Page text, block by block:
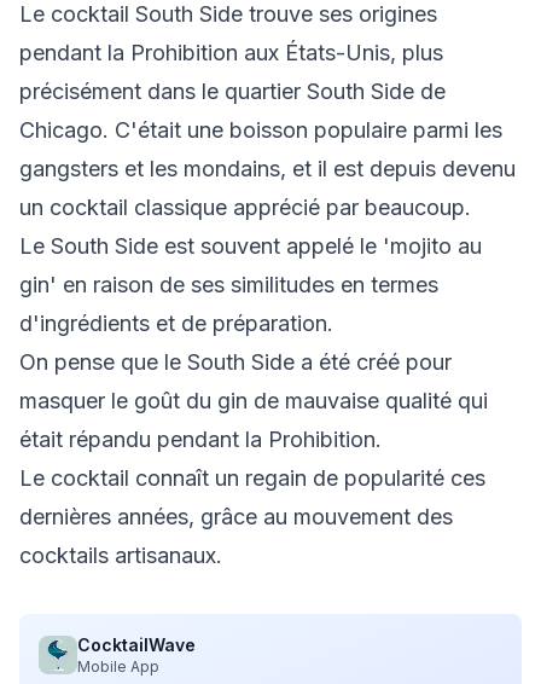
Le cocktail South Side trouve ses origines
pendant la Prohibition aux États-Unis, plus
précisément dans le quartier South Side de
Chicago. C'était une boisson populaire parmi les
gangsters et les mondains, et il est depuis devenu
un cocktail classique apprécié par beaucoup.
Le South Side est souvent appelé le 'mojito au
gin' en raison de ses similitudes en termes
d'ingrédients et de préparation.
On pense que le South Side a été créé pour
masquer le goût du gin de mauvaise qualité qui
était répandu pendant la Prohibition.
Le cocktail connaît un regain de popularité ces
dernières années, grâce au mouvement des
cocktails artisanaux.
CocktailWave
Mobile App